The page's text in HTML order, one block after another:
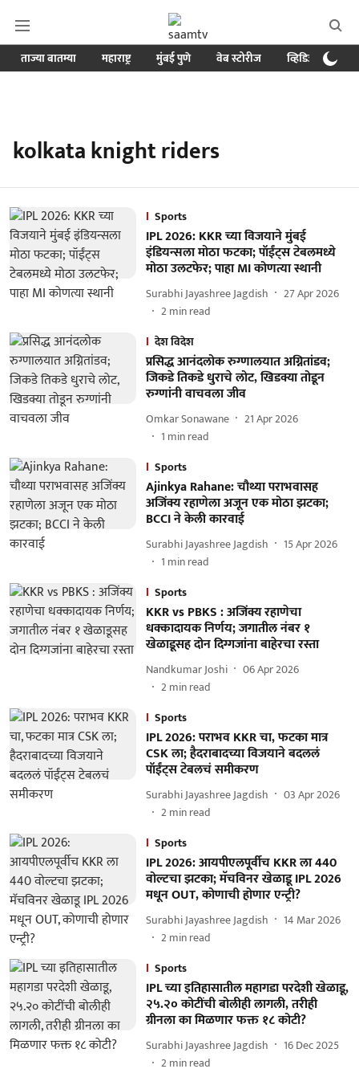
ताज्या बातम्या महाराष्ट्र मुंबई पुणे वेब स्टोरीज व्हिडिओ
kolkata knight riders
Sports
IPL 2026: KKR च्या विजयाने मुंबई
इंडियन्सला मोठा फटका; पॉईंट्स टेबलमध्ये
मोठा उलटफेर; पाहा MI कोणत्या स्थानी
Surabhi Jayashree Jagdish
27 Apr 2026
2min read
देश विदेश
प्रसिद्ध आनंदलोक रुग्णालयात अग्नितांडव;
जिकडे तिकडे धुराचे लोट, खिडक्या तोडून
रुग्णांनी वाचवला जीव
Omkar Sonawane
21 Apr 2026
1 min read
Sports
Ajinkya Rahane: चौथ्या पराभवासह
अजिंक्य रहाणेला अजून एक मोठा झटका;
BCCI ने केली कारवाई
Surabhi Jayashree Jagdish
15 Apr 2026
1 min read
Sports
KKR vs PBKS : अजिंक्य रहाणेचा
धक्कादायक निर्णय; जगातील नंबर १
खेळाडूसह दोन दिग्गजांना बाहेरचा रस्ता
Nandkumar Joshi
06 Apr 2026
2min read
Sports
IPL 2026: पराभव KKR चा, फटका मात्र
CSK ला; हैदराबादच्या विजयाने बदललं
पॉईंट्स टेबलचं समीकरण
Surabhi Jayashree Jagdish
03 Apr 2026
2min read
Sports
IPL 2026: आयपीएलपूर्वीच KKR ला 440
वोल्टचा झटका; मॅचविनर खेळाडू IPL 2026
मधून OUT, कोणाची होणार एन्ट्री?
Surabhi Jayashree Jagdish
14 Mar 2026
2min read
Sports
IPL च्या इतिहासातील महागडा परदेशी खेळाडू,
२५.२० कोटींची बोलीही लागली, तरीही
ग्रीनला का मिळणार फक्त १८ कोटी?
Surabhi Jayashree Jagdish
16 Dec 2025
2min read